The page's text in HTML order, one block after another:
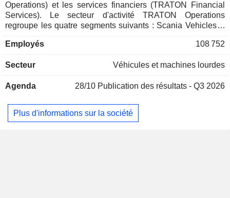
Operations) et les services financiers (TRATON Financial
Services). Le secteur d'activité TRATON Operations
regroupe les quatre segments suivants : Scania Vehicles &
Volkswagen Truck & Bus. TRATON Financial Services
clients, les concessionnaires et les distributeurs, ainsi que
Employés 108 752
Secteur Véhicules et machines lourdes
Agenda 28/10 Publication des résultats - Q3 2026
Plus d'informations sur la société